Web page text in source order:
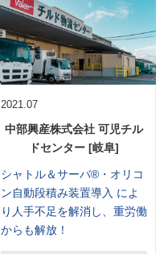
2021.07
中部興産株式会社 可児チル
ドセンター [岐阜]
シャトル＆サーバ®・オリコ
ン自動段積み装置導入 によ
り人手不足を解消し、重労働
からも解放！